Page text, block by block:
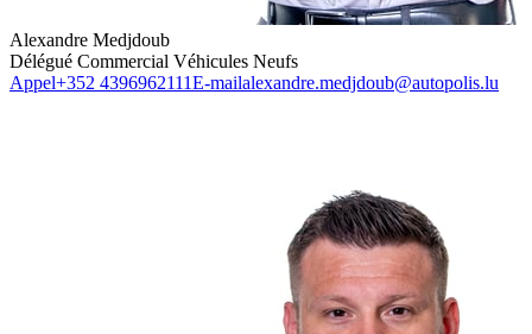
Alexandre Medjdoub
Délégué Commercial Véhicules Neufs
Appel+352 4396962111E-mailalexandre.medjdoub@autopolis.lu